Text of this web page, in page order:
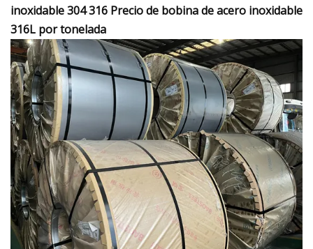
inoxidable 304 316 Precio de bobina de acero inoxidable
316L por tonelada